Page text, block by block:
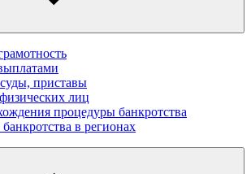
приставы
лиц
процедуры банкротства
в регионах